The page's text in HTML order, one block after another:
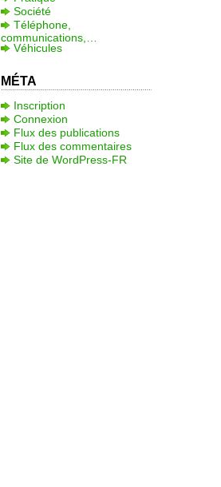
Société
Téléphone,
communications,…
Véhicules
MÉTA
Inscription
Connexion
Flux des publications
Flux des commentaires
Site de WordPress-FR